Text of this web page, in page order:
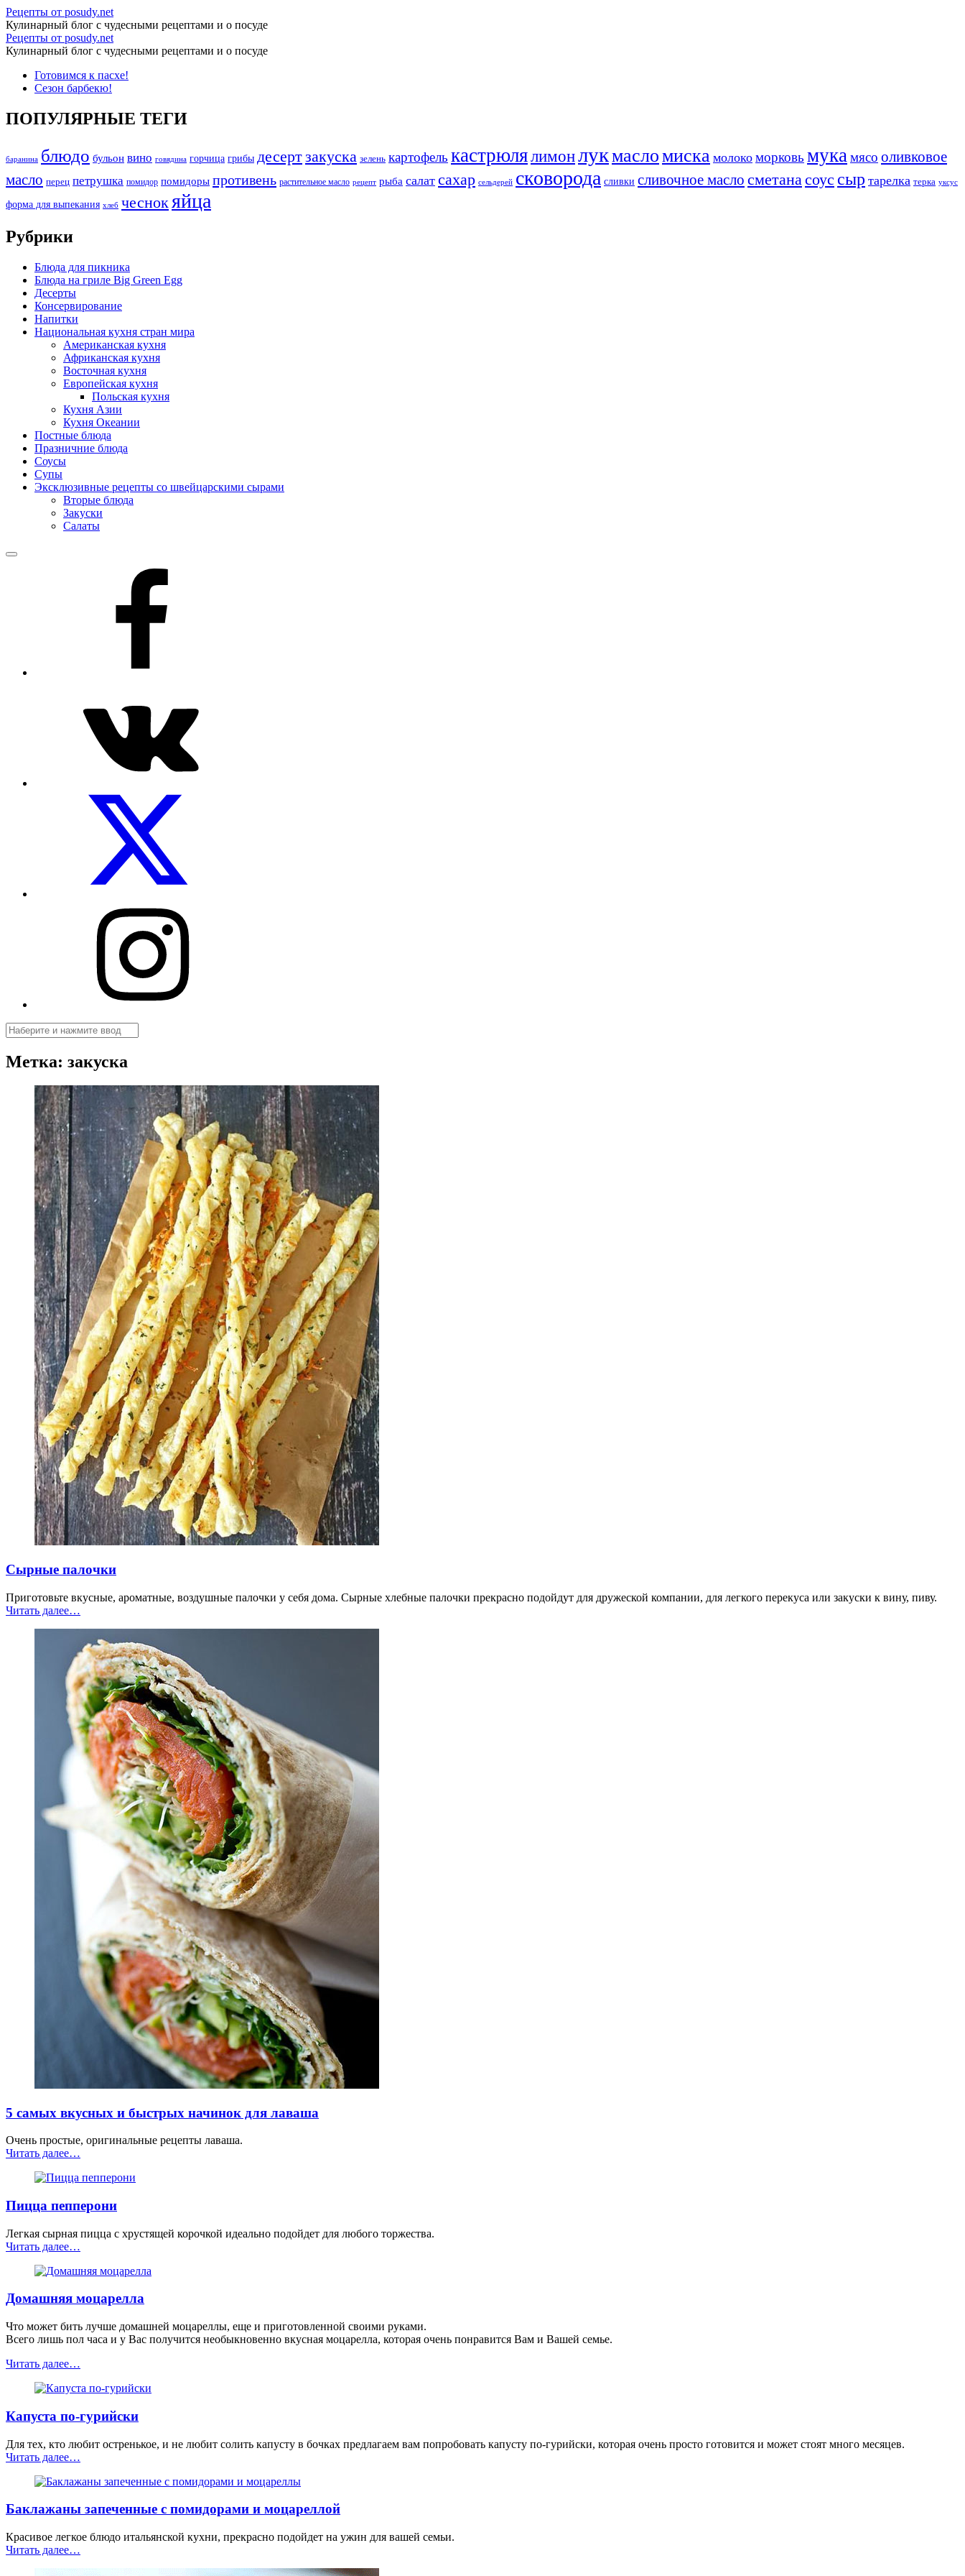
Архивы
закуска
-
Рецепты
posudy.net
Рецепты от posudy.net
Кулинарный блог с чудесными рецептами и о посуде
Архивы
закуска
Рецепты
от
Рецепты от posudy.net
Кулинарный блог с чудесными рецептами и о посуде
ПерейтиГотовимся к пасхе!
Сезон барбекю!
ПОПУЛЯРНЫЕ ТЕГИ
баранина блюдо бульон вино говядина горчица грибы десертзакуска зелень картофель кастрюлялимонлукмасломиска молоко морковь мука мясо оливковое
масло перец петрушка помидор помидоры противень растительное масло рецепт рыба салат сахар сельдерей сковорода сливки сливочное масло сметанасоус сыр тарелка терка уксус
форма для выпекания хлеб чеснок яйца
Рубрики
Блюда для пикника
Блюда на гриле Big Green Egg
Десерты
Консервирование
Напитки
Национальная кухня стран мира
Американская кухня
Африканская кухня
Восточная кухня
Европейская кухня
Польская кухня
Кухня Азии
Кухня Океании
Постные блюда
Празничние блюда
Соусы
Супы
Эксклюзивные рецепты со швейцарскими сырами
Вторые блюда
Закуски
Салаты
Меню
Поиск
Метка: закуска
Сырные палочки
Приготовьте вкусные, ароматные, воздушные палочки у себя дома. Сырные хлебные палочки прекрасно подойдут для дружеской компании, для легкого перекуса или закуски к вину, пиву.
Читать далее“Сырные
…
5 самых вкусных и быстрых начинок для лаваша
Очень простые, оригинальные рецепты лаваша.
Читать далее“5
вкусных
быстрых
начинок
для
лаваша”
…
Пицца пепперони
Легкая сырная пицца с хрустящей корочкой идеально подойдет для любого торжества.
Читать далее“Пицца
…
Домашняя моцарелла
Что может бить лучше домашней моцареллы, еще и приготовленной своими руками.
Всего лишь пол часа и у Вас получится необыкновенно вкусная моцарелла, которая очень понравится Вам и Вашей семье.
Читать далее“Домашняя
…
Капуста по-гурийски
Для тех, кто любит остренькое, и не любит солить капусту в бочках предлагаем вам попробовать капусту по-гурийски, которая очень просто готовится и может стоят много месяцев.
Читать далее“Капуста
гурийски”
…
Баклажаны запеченные с помидорами и моцареллой
Красивое легкое блюдо итальянской кухни, прекрасно подойдет на ужин для вашей семьи.
Читать далее“Баклажаны
…